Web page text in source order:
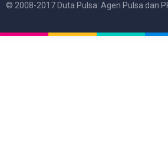
© 2008-2017 Duta Pulsa: Agen Pulsa dan